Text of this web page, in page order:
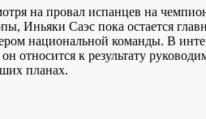
на провал испанцев на
Иньяки Саэс пока остается
национальной команды. В
относится к результату
планах.